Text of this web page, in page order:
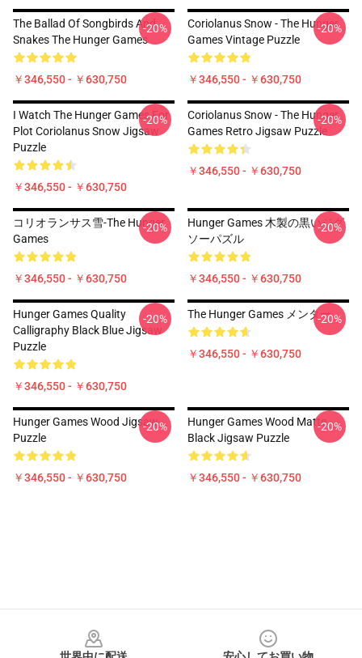
The Ballad Of Songbirds And
Snakes The Hunger Games
￥346,550 - ￥630,750
-20%
Coriolanus Snow - The Hunger
Games Vintage Puzzle
￥346,550 - ￥630,750
-20%
I Watch The Hunger Games For
Plot Coriolanus Snow Jigsaw
Puzzle
￥346,550 - ￥630,750
-20%
Coriolanus Snow - The Hunger
Games Retro Jigsaw Puzzle
￥346,550 - ￥630,750
-20%
コリオランサス雪-The Hunger
Games
￥346,550 - ￥630,750
-20%
Hunger Games 木製の黒いジグ
ソーパズル
￥346,550 - ￥630,750
-20%
Hunger Games Quality
Calligraphy Black Blue Jigsaw
Puzzle
￥346,550 - ￥630,750
-20% The Hunger Games メンター
￥346,550 - ￥630,750
-20%
Hunger Games Wood Jigsaw
Puzzle
￥346,550 - ￥630,750
-20%
Hunger Games Wood Matte
Black Jigsaw Puzzle
￥346,550 - ￥630,750
-20%